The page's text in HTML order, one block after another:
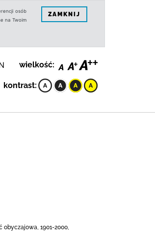
osób
na Twoim
ZAMKNIJ
wielkość:
kontrast:
obyczajowa, 1901-2000,